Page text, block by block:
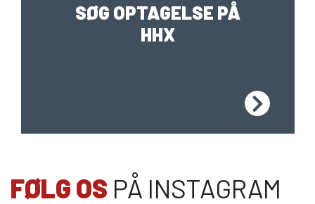
INTERNATIONAL
SØG OPTAGELSE PÅ
HHX
FØLG OS PÅ INSTAGRAM